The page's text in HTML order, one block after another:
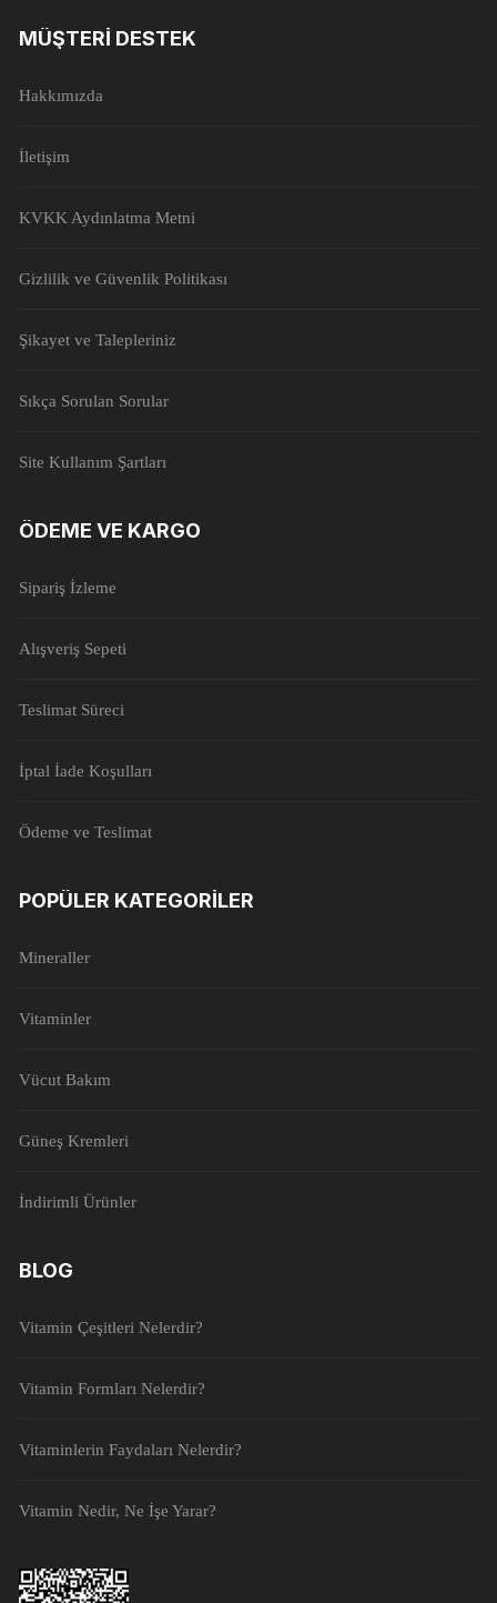
MÜŞTERI DESTEK
Hakkımızda
İletişim
KVKK Aydınlatma Metni
Gizlilik ve Güvenlik Politikası
Şikayet ve Talepleriniz
Sıkça Sorulan Sorular
Site Kullanım Şartları
ÖDEME VE KARGO
Sipariş İzleme
Alışveriş Sepeti
Teslimat Süreci
İptal İade Koşulları
Ödeme ve Teslimat
POPÜLER KATEGORILER
Mineraller
Vitaminler
Vücut Bakım
Güneş Kremleri
İndirimli Ürünler
BLOG
Vitamin Çeşitleri Nelerdir?
Vitamin Formları Nelerdir?
Vitaminlerin Faydaları Nelerdir?
Vitamin Nedir, Ne İşe Yarar?